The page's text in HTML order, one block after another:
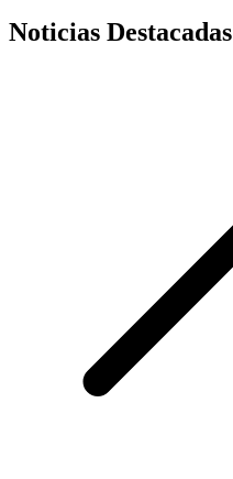
Noticias Destacadas